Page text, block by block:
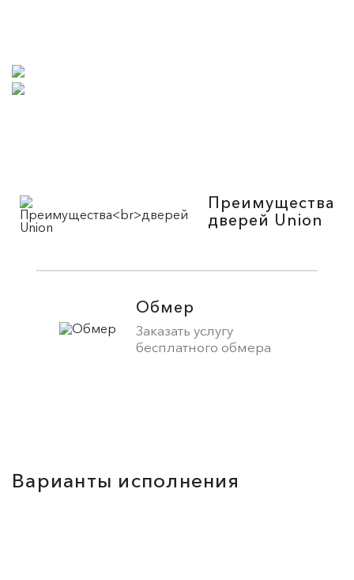
Преимущества
дверей Union
Обмер
Заказать услугу
бесплатного обмера
Варианты исполнения